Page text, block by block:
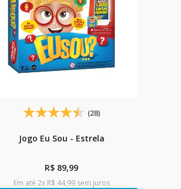
(28)
Jogo Eu Sou - Estrela
R$ 89,99
Em até 2x R$ 44,99sem juros